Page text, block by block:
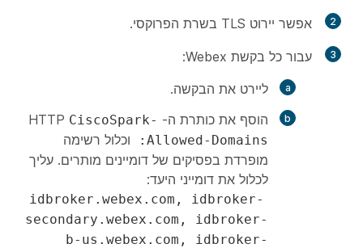
2 אפשר יירוט TLS בשרת הפרוקסי.
3
עבור כל בקשת Webex:
ליירט את הבקשה.
הוסף את כותרת ה-HTTP CiscoSpark-
Allowed-Domains:
וכלול רשימה
מופרדת בפסיקים של דומיינים מותרים. עליך
לכלול את דומייני היעד:
idbroker.webex.com, idbroker-
secondary.webex.com, idbroker-
b-us.webex.com, idbroker-